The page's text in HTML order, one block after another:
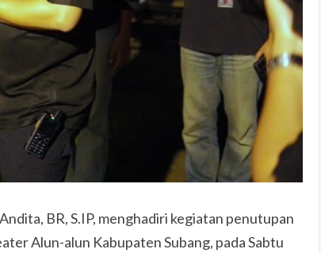
BR, S.IP, menghadiri kegiatan penutupan
Alun-alun Kabupaten Subang, pada Sabtu